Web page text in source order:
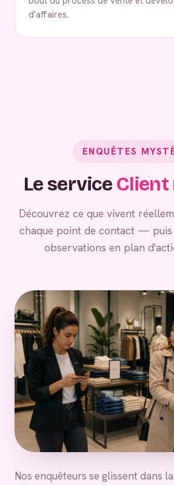
d'affaires.
ENQUÊTES
Le service
Découvrez ce que vivent
chaque point de contact —
observations en plan
Nos enquêteurs se glissent dans